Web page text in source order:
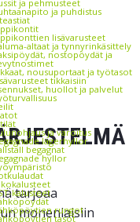
ja pehmusteet
ja puhdistus
lisävarusteet
altaat ja tynnyrinkäsittely
nostopöydät ja
nousuportaat ja työtasot
tikkaisiin
huollot ja palvelut
ja varoitus
lagerhyllor
begagnat
hyllor
kalusteet
rungot
tasot
tarjoaa
monenlaisiin